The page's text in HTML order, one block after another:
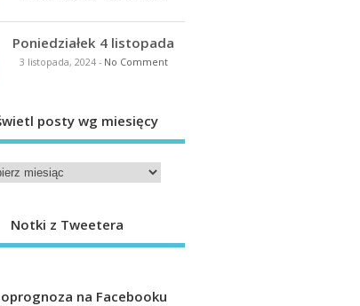
Poniedziałek 4 listopada
3 listopada, 2024- No Comment
posty wg miesięcy
Notki z Tweetera
na Facebooku